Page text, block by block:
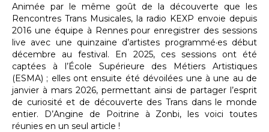
Animée par le même goût de la découverte que les
Rencontres Trans Musicales, la radio KEXP envoie depuis
2016 une équipe à Rennes pour enregistrer des sessions
live avec une quinzaine d’artistes programmé·es début
décembre au festival. En 2025, ces sessions ont été
captées à l’École Supérieure des Métiers Artistiques
(ESMA) ; elles ont ensuite été dévoilées une à une au de
janvier à mars 2026, permettant ainsi de partager l’esprit
de curiosité et de découverte des Trans dans le monde
entier. D’Angine de Poitrine à Zonbi, les voici toutes
réunies en un seul article !